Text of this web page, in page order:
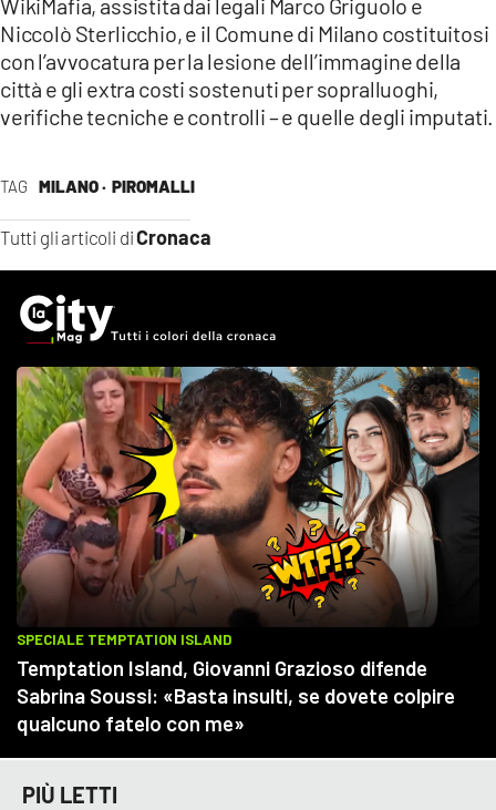
TAG MILANO · PIROMALLI
Tutti gli articoli diCronaca
Niccolò Sterlicchio, e il Comune di Milano costituitosi
con l’avvocatura per la lesione dell’immagine della
città e gli extra costi sostenuti per sopralluoghi,
verifiche tecniche e controlli – e quelle degli imputati.
PIÙ LETTI